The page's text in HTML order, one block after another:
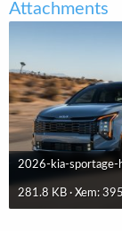
Attachments
281.8 KB · Xem: 395